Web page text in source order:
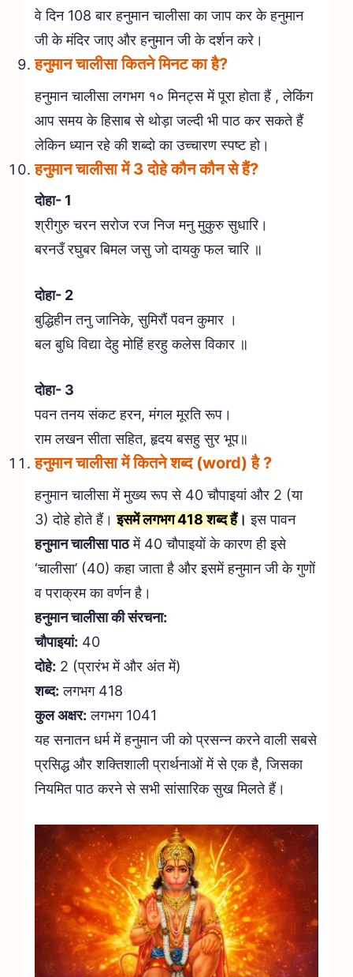
वे दिन 108 बार हनुमान चालीसा का जाप कर के हनुमान
जी के मंदिर जाए और हनुमान जी के दर्शन करे।
हनुमान चालीसा कितने मिनट का है?
हनुमान चालीसा लगभग १० मिनट्स में पूरा होता हैं , लेकिंग
आप समय के हिसाब से थोड़ा जल्दी भी पाठ कर सकते हैं
लेकिन ध्यान रहे की शब्दो का उच्चारण स्पष्ट हो।
हनुमान चालीसा में 3 दोहे कौन कौन से हैं?
दोहा- 1
श्रीगुरु चरन सरोज रज निज मनु मुकुरु सुधारि।
बरनउँ रघुबर बिमल जसु जो दायकु फल चारि ॥
दोहा- 2
बुद्धिहीन तनु जानिके, सुमिरौं पवन कुमार ।
बल बुधि विद्या देहु मोहिं हरहु कलेस विकार ॥
दोहा- 3
पवन तनय संकट हरन, मंगल मूरति रूप।
राम लखन सीता सहित, हृदय बसहु सुर भूप॥
हनुमान चालीसा में कितने शब्द (word) है ?
हनुमान चालीसा में मुख्य रूप से 40 चौपाइयां और 2 (या
3) दोहे होते हैं।इसमें लगभग 418 शब्द हैं। इस पावन
हनुमान चालीसा पाठमें 40 चौपाइयों के कारण ही इसे
‘चालीसा’ (40) कहा जाता है और इसमें हनुमान जी के गुणों
व पराक्रम का वर्णन है।
हनुमान चालीसा की संरचना:
चौपाइयां: 40
दोहे: 2 (प्रारंभ में और अंत में)
शब्द: लगभग 418
कुल अक्षर: लगभग 1041
यह सनातन धर्म में हनुमान जी को प्रसन्न करने वाली सबसे
प्रसिद्ध और शक्तिशाली प्रार्थनाओं में से एक है, जिसका
नियमित पाठ करने से सभी सांसारिक सुख मिलते हैं।